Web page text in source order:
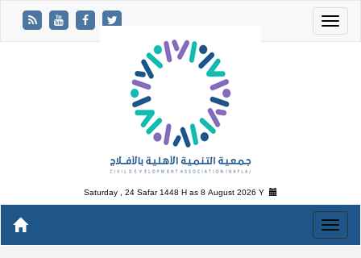
Saturday , 24 Safar 1448 H as8 August 2026 Y